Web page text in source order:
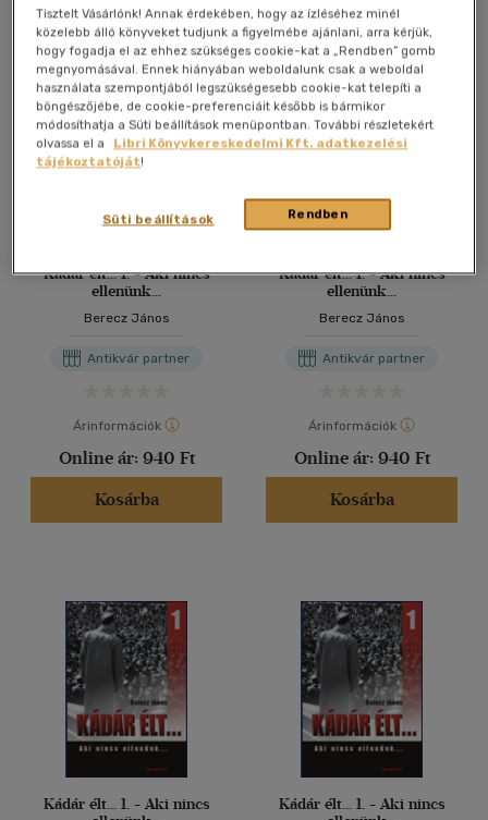
Antikvár könyv (5db)
Kádár élt... 1. - Aki nincs
ellenünk...
Berecz János
Antikvár partner
Árinformációk
Online ár: 940 Ft
Kosárba
Kádár élt... 1. - Aki nincs
ellenünk...
Berecz János
Antikvár partner
Árinformációk
Online ár: 940 Ft
Kosárba
Kádár élt... 1. - Aki nincs
Kádár élt... 1. - Aki nincs
Tisztelt Vásárlónk! Annak érdekében, hogy az ízléséhez minél
közelebb álló könyveket tudjunk a figyelmébe ajánlani, arra kérjük,
hogy fogadja el az ehhez szükséges cookie-kat a „Rendben” gomb
megnyomásával. Ennek hiányában weboldalunk csak a weboldal
használata szempontjából legszükségesebb cookie-kat telepíti a
böngészőjébe, de cookie-preferenciáit később is bármikor
módosíthatja a Süti beállítások menüpontban. További részletekért
olvassa el a
Libri Könyvkereskedelmi Kft. adatkezelési
tájékoztatóját!
Rendben
Süti beállítások